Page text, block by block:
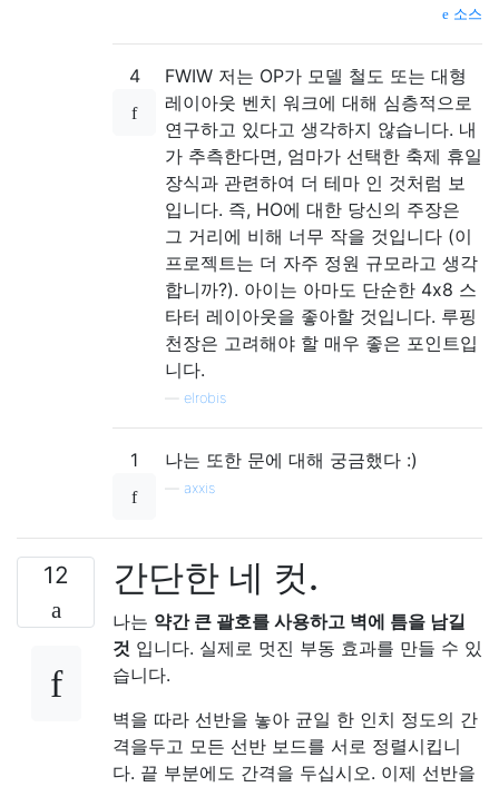
소스
4
FWIW 저는 OP가 모델 철도 또는 대형
레이아웃 벤치 워크에 대해 심층적으로
연구하고 있다고 생각하지 않습니다. 내
가 추측한다면, 엄마가 선택한 축제 휴일
장식과 관련하여 더 테마 인 것처럼 보
입니다. 즉, HO에 대한 당신의 주장은
그 거리에 비해 너무 작을 것입니다 (이
프로젝트는 더 자주 정원 규모라고 생각
합니까?). 아이는 아마도 단순한 4x8 스
타터 레이아웃을 좋아할 것입니다. 루핑
천장은 고려해야 할 매우 좋은 포인트입
니다.
elrobis
1 나는 또한 문에 대해 궁금했다 :)
axxis
12 간단한 네 컷.
나는 약간 큰 괄호를 사용하고 벽에 틈을 남길
것 입니다. 실제로 멋진 부동 효과를 만들 수 있
습니다.
벽을 따라 선반을 놓아 균일 한 인치 정도의 간
격을두고 모든 선반 보드를 서로 정렬시킵니
다. 끝 부분에도 간격을 두십시오. 이제 선반을